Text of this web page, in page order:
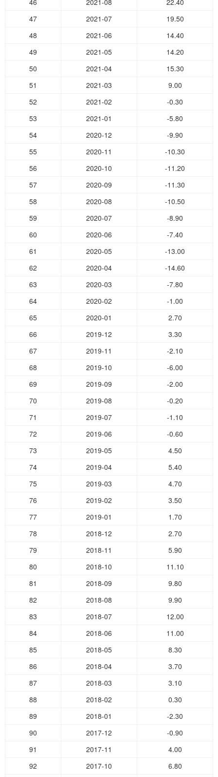
46 2021-08
22.40
47
2021-07
19.50
48
2021-06
14.40
49
2021-05
14.20
50
2021-04
15.30
51
2021-03
9.00
52
2021-02
-0.30
53
2021-01
-5.80
54
2020-12
-9.90
55
2020-11
-10.30
56
2020-10
-11.20
57
2020-09
-11.30
58
2020-08
-10.50
59
2020-07
-8.90
60
2020-06
-7.40
61
2020-05
-13.00
62
2020-04
-14.60
63
2020-03
-7.80
64
2020-02
-1.00
65
2020-01
2.70
66
2019-12
3.30
67
2019-11
-2.10
68
2019-10
-6.00
69
2019-09
-2.00
70
2019-08
-0.20
71
2019-07
-1.10
72
2019-06
-0.60
73
2019-05
4.50
74
2019-04
5.40
75
2019-03
4.70
76
2019-02
3.50
77
2019-01
1.70
78
2018-12
2.70
79
2018-11
5.90
80
2018-10
11.10
81
2018-09
9.80
82
2018-08
9.90
83
2018-07
12.00
84
2018-06
11.00
85
2018-05
8.30
86
2018-04
3.70
87
2018-03
3.10
88
2018-02
0.30
89
2018-01
-2.30
90
2017-12
-0.90
91
2017-11
4.00
92
2017-10
6.80